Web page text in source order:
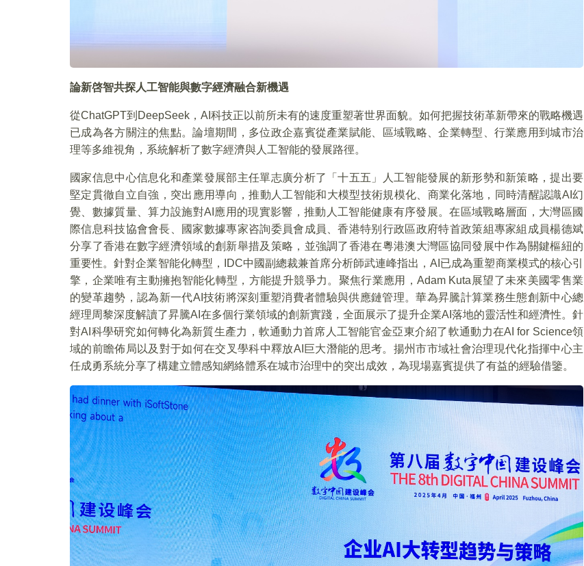
論新啓智共探人工智能與數字經濟融合新機遇
從ChatGPT到DeepSeek，AI科技正以前所未有的速度重塑著世界面貌。如何把握技術革新帶來的戰略機遇
已成為各方關注的焦點。論壇期間，多位政企嘉賓從產業賦能、區域戰略、企業轉型、行業應用到城市治
理等多維視角，系統解析了數字經濟與人工智能的發展路徑。
國家信息中心信息化和產業發展部主任單志廣分析了「十五五」人工智能發展的新形勢和新策略，提出要
堅定貫徹自立自強，突出應用導向，推動人工智能和大模型技術規模化、商業化落地，同時清醒認識AI幻
覺、數據質量、算力設施對AI應用的現實影響，推動人工智能健康有序發展。在區域戰略層面，大灣區國
際信息科技協會會長、國家數據專家咨詢委員會成員、香港特别行政區政府特首政策組專家組成員楊德斌
分享了香港在數字經濟領域的創新舉措及策略，並強調了香港在粵港澳大灣區協同發展中作為關鍵樞紐的
重要性。針對企業智能化轉型，IDC中國副總裁兼首席分析師武連峰指出，AI已成為重塑商業模式的核心引
擎，企業唯有主動擁抱智能化轉型，方能提升競爭力。聚焦行業應用，Adam Kuta展望了未來美國零售業
的變革趨勢，認為新一代AI技術將深刻重塑消費者體驗與供應鏈管理。華為昇騰計算業務生態創新中心總
經理周黎深度解讀了昇騰AI在多個行業領域的創新實踐，全面展示了提升企業AI落地的靈活性和經濟性。針
對AI科學研究如何轉化為新質生產力，軟通動力首席人工智能官金亞東介紹了軟通動力在AI for Science領
域的前瞻佈局以及對于如何在交叉學科中釋放AI巨大潛能的思考。揚州市市域社會治理現代化指揮中心主
任成勇系統分享了構建立體感知網絡體系在城市治理中的突出成效，為現場嘉賓提供了有益的經驗借鑒。